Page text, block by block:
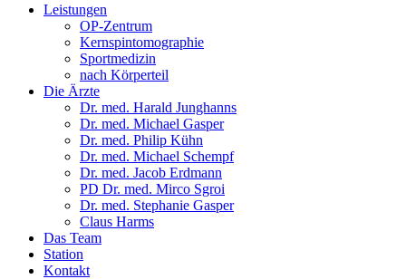
Leistungen
OP-Zentrum
Kernspintomographie
Sportmedizin
nach Körperteil
Die Ärzte
Dr. med. Harald Junghanns
Dr. med. Michael Gasper
Dr. med. Philip Kühn
Dr. med. Michael Schempf
Dr. med. Jacob Erdmann
PD Dr. med. Mirco Sgroi
Dr. med. Stephanie Gasper
Claus Harms
Das Team
Station
Kontakt